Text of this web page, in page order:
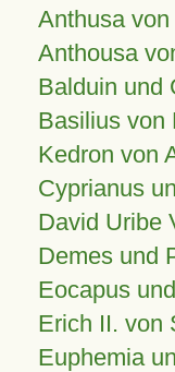
Anthusa
Anthousa
Balduin und
Basilius von
Kedron von
Cyprianus
David Uribe
Demes und
Eocapus
Erich II. von
Euphemia